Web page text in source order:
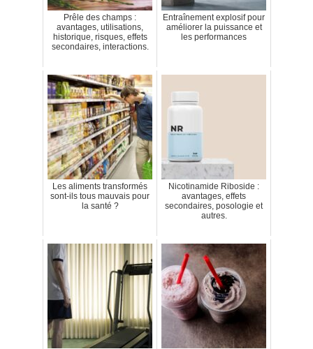
Prêle des champs :
avantages, utilisations,
historique, risques, effets
secondaires, interactions.
Entraînement explosif pour
améliorer la puissance et
les performances
Les aliments transformés
sont-ils tous mauvais pour
la santé ?
Nicotinamide Riboside :
avantages, effets
secondaires, posologie et
autres.